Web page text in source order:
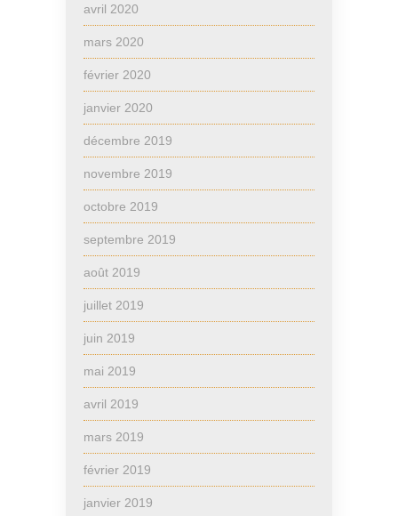
avril 2020
mars 2020
février 2020
janvier 2020
décembre 2019
novembre 2019
octobre 2019
septembre 2019
août 2019
juillet 2019
juin 2019
mai 2019
avril 2019
mars 2019
février 2019
janvier 2019